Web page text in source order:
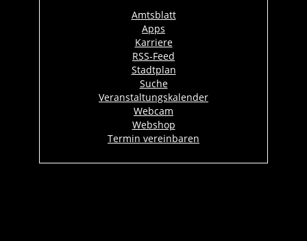
Amtsblatt
Apps
Karriere
RSS-Feed
Stadtplan
Suche
Veranstaltungskalender
Webcam
Webshop
Termin vereinbaren